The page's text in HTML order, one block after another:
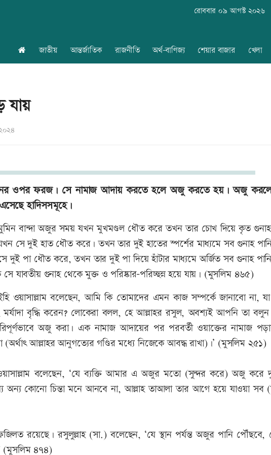
রোববার ০৯ আগস্ট ২০২৬
জাতীয় আন্তর্জাতিক রাজনীতি অর্থ-বাণিজ্য শেয়ার বাজার খেলা
যায়
ওপর ফরজ। সে নামাজ আদায় করতে হলে অজু করতে হয়। অজু
হাদিসসমূহে।
বান্দা অজুর সময় যখন মুখমণ্ডল ধৌত করে তখন তার চোখ দিয়ে কৃত গুনাহ
যখন সে দুই হাত ধৌত করে। তখন তার দুই হাতের স্পর্শের মাধ্যমে সব গুনাহ
দুই পা ধৌত করে, তখন তার দুই পা দিয়ে হাঁটার মাধ্যমে অর্জিত সব গুনাহ
যাবতীয় গুনাহ থেকে মুক্ত ও পরিষ্কার-পরিচ্ছন্ন হয়ে যায়। (মুসলিম ৪৬৫)
ওয়াসাল্লাম বলেছেন, আমি কি তোমাদের এমন কাজ সম্পর্কে জানাবো না,
মর্যাদা বৃদ্ধি করেন? লোকেরা বলল, হে আল্লাহর রসুল, অবশ্যই আপনি তা
অজু করা। এক নামাজ আদায়ের পর পরবর্তী ওয়াক্তের নামাজ
আল্লাহর আনুগত্যের গণ্ডির মধ্যে নিজেকে আবদ্ধ রাখা)।’ (মুসলিম ২৫১)
ওয়াসাল্লাম বলেছেন, ‘যে ব্যক্তি আমার এ অজুর মতো (সুন্দর করে) অজু করে
কোনো চিন্তা মনে আনবে না, আল্লাহ তাআলা তার আগে হয়ে যাওয়া সব
রয়েছে। রসুলুল্লাহ (সা.) বলেছেন, ‘যে স্থান পর্যন্ত অজুর পানি পৌঁছবে,
(মুসলিম ৪৭৪)